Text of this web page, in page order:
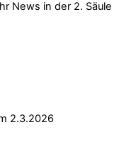
News in der 2. Säule
2.3.2026